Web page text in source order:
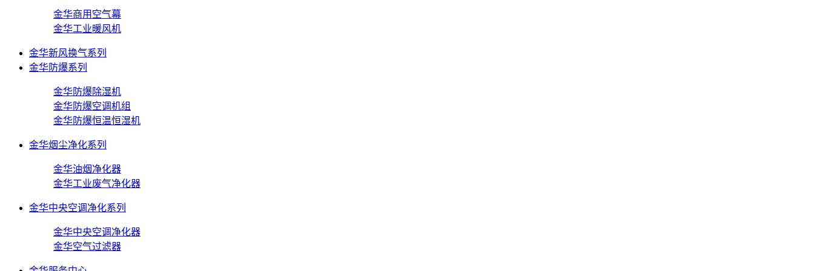
金华商用空气幕
金华工业暖风机
金华新风换气系列
金华防爆系列
金华防爆除湿机
金华防爆空调机组
金华防爆恒温恒湿机
金华烟尘净化系列
金华油烟净化器
金华工业废气净化器
金华中央空调净化系列
金华中央空调净化器
金华空气过滤器